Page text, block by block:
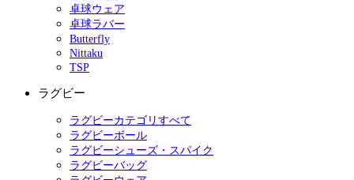
卓球ウェア
卓球ラバー
Butterfly
Nittaku
TSP
ラグビー
ラグビーカテゴリすべて
ラグビーボール
ラグビーシューズ・スパイク
ラグビーバッグ